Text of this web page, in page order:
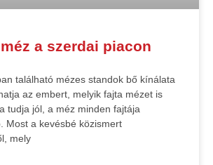
a szerdai piacon
található mézes standok bő kínálata
az embert, melyik fajta mézet is
tudja jól, a méz minden fajtája
Most a kevésbé közismert
mely